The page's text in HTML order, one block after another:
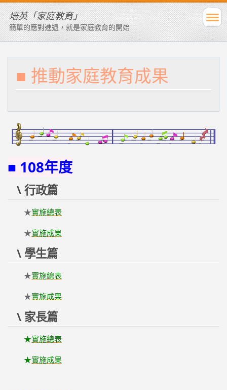
培英「家庭教育」
簡單的應對進退，就是家庭教育的開始
■ 推動家庭教育成果
■ 108年度
\ 行政篇
★實施總表
★實施成果
\ 學生篇
★實施總表
★實施成果
\ 家長篇
★實施總表
★實施成果